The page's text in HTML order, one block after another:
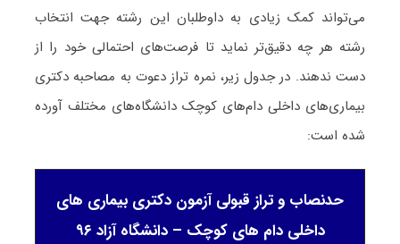
می‌تواند کمک زیادی به داوطلبان این رشته جهت انتخاب
رشته هر چه دقیق‌تر نماید تا فرصت‌های احتمالی خود را از
دست ندهند. در جدول زیر، نمره تراز دعوت به مصاحبه دکتری
بیماری‌های داخلی دام‌های کوچک دانشگاه‌های مختلف آورده
شده است:
حدنصاب و تراز قبولی آزمون دکتری بیماری های
داخلی دام های کوچک – دانشگاه آزاد ۹۶